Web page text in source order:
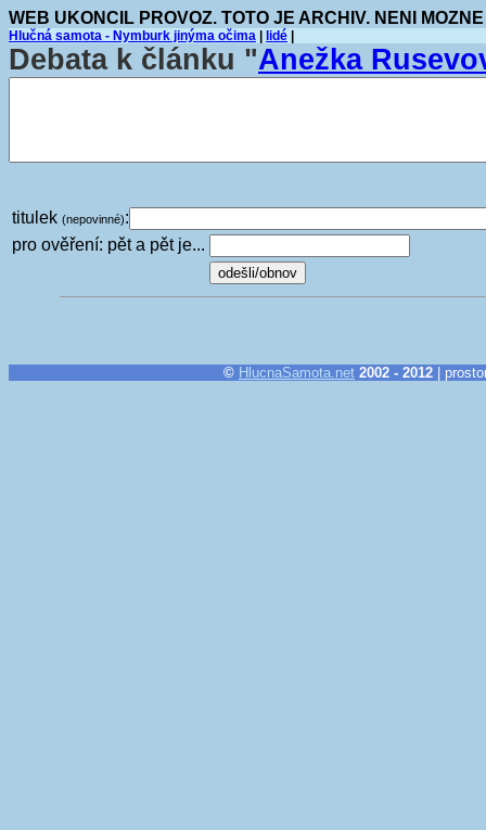
WEB UKONCIL PROVOZ. TOTO JE ARCHIV. NENI
Hlučná samota - Nymburk jinýma očima lidé
Debata k článku "Anežka
titulek (nepovinné):
pro ověření: pět a pět je...
© HlucnaSamota.net 2002 - 2012 |